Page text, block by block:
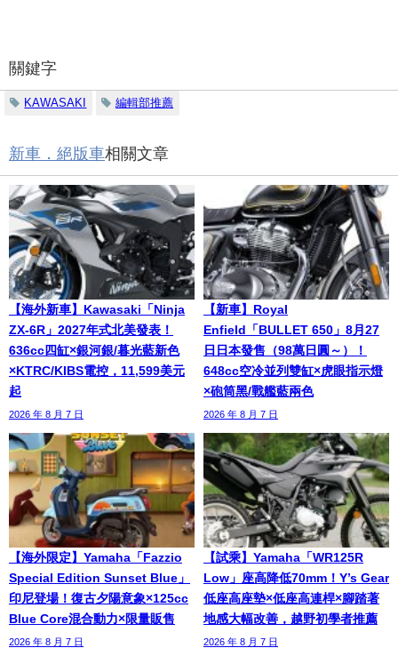
關鍵字
KAWASAKI 編輯部推薦
新車．絕版車相關文章
【海外新車】Kawasaki「Ninja
ZX-6R」2027年式北美發表！
636cc四缸×銀河銀/暮光藍新色
×KTRC/KIBS電控，11,599美元
起
2026 年 8 月 7 日
【新車】Royal
Enfield「BULLET 650」8月27
日日本發售（98萬日圓～）！
648cc空冷並列雙缸×虎眼指示燈
×砲筒黑/戰艦藍兩色
2026 年 8 月 7 日
【海外限定】Yamaha「Fazzio
Special Edition Sunset Blue」
印尼登場！復古夕陽意象×125cc
Blue Core混合動力×限量販售
2026 年 8 月 7 日
【試乘】Yamaha「WR125R
Low」座高降低70mm！Y’s Gear
低座高座墊×低座高連桿×腳踏著
地感大幅改善，越野初學者推薦
2026 年 8 月 7 日